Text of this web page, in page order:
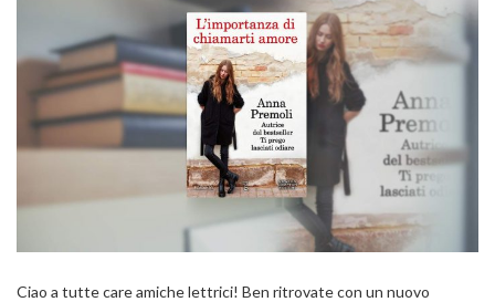
Ciao a tutte care amiche lettrici! Ben ritrovate con un nuovo